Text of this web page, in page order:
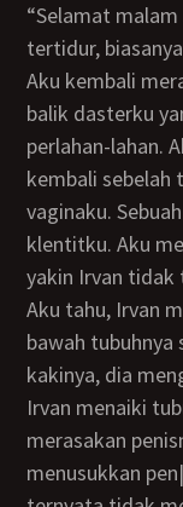
“Selamat
tertidur,
Aku kembali merasakan buah dadaku dikeluarkan dari
balik dasterku
perlahan-lahan.
kembali sebelah
vaginaku.
klentitku. Aku
yakin Irvan tidak
Aku tahu, Irvan menurunkan celananya, sampai bagian
bawah tubuhnya
kakinya, dia
Irvan menaiki
merasakan
menusukkan